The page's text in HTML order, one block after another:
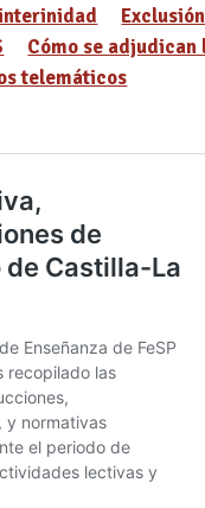
Cómo se adjudican
telemáticos